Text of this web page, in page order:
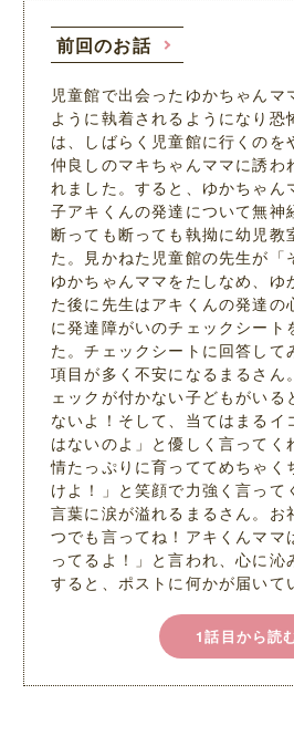
前回のお話
児童館で出会ったゆかちゃんマ
ように執着されるようになり恐
は、しばらく児童館に行くのを
仲良しのマキちゃんママに誘わ
れました。すると、ゆかちゃん
子アキくんの発達について無神
断っても断っても執拗に幼児教
た。見かねた児童館の先生が「
ゆかちゃんママをたしなめ、ゆ
た後に先生はアキくんの発達の
に発達障がいのチェックシート
た。チェックシートに回答して
項目が多く不安になるまるさん
ェックが付かない子どもがいる
ないよ！そして、当てはまるイ
はないのよ」と優しく言ってく
情たっぷりに育っててめちゃく
けよ！」と笑顔で力強く言って
言葉に涙が溢れるまるさん。お
つでも言ってね！アキくんママ
ってるよ！」と言われ、心に沁
すると、ポストに何かが届いて
1話目から読